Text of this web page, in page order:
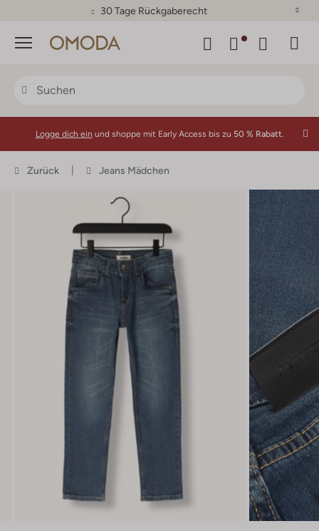
30 Tage Rückgaberecht
Menü
Logge dich ein und shoppe mit Early Access bis zu 50 % Rabatt.
Zurück Jeans Mädchen